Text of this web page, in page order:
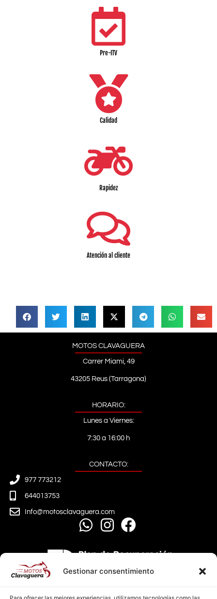
Gestionar consentimiento
Pre-ITV
Calidad
Rapidez
Atención al cliente
MOTOS CLAVAGUERA
Carrer Miami, 49
43205 Reus (Tarragona)
HORARIO:
Lunes a Viernes:
7:30 a 16:00 h
CONTACTO:
977 773212
644013753
Info@motosclavaguera.com